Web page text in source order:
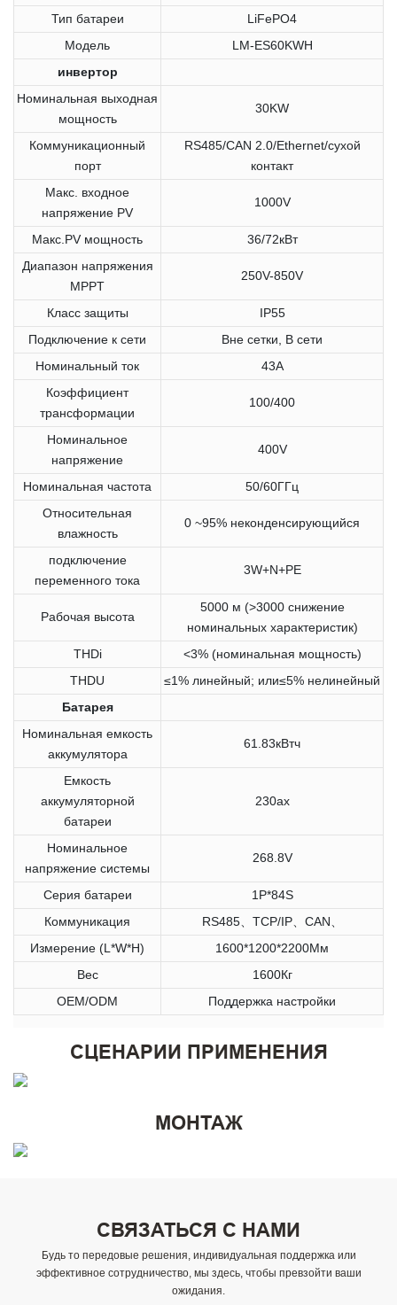
Тип батареи
LiFePO4
Модель
LM-ES60KWH
инвертор
Номинальная выходная
мощность
30KW
Коммуникационный
порт
RS485/CAN 2.0/Ethernet/сухой
контакт
Макс. входное
напряжение PV
1000V
Макс.PV мощность
36/72кВт
Диапазон напряжения
MPPT
250V-850V
Класс защиты
IP55
Подключение к сети
Вне сетки, В сети
Номинальный ток
43A
Коэффициент
трансформации
100/400
Номинальное
напряжение
400V
Номинальная частота
50/60ГГц
Относительная
влажность
0 ~95% неконденсирующийся
подключение
переменного тока
3W+N+PE
Рабочая высота
5000 м (>3000 снижение
номинальных характеристик)
THDi
<3% (номинальная мощность)
THDU
≤1% линейный; или≤5% нелинейный
Батарея
Номинальная емкость
аккумулятора
61.83кВтч
Емкость
аккумуляторной
батареи
230ах
Номинальное
напряжение системы
268.8V
Серия батареи
1P*84S
Коммуникация
RS485、TCP/IP、CAN、
Измерение (L*W*H)
1600*1200*2200Мм
Вес
1600Кг
OEM/ODM
Поддержка настройки
СЦЕНАРИИ ПРИМЕНЕНИЯ
МОНТАЖ
СВЯЗАТЬСЯ С НАМИ
Будь то передовые решения, индивидуальная поддержка или
эффективное сотрудничество, мы здесь, чтобы превзойти ваши
ожидания.